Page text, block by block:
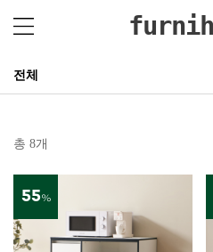
전체
총 8개
55%